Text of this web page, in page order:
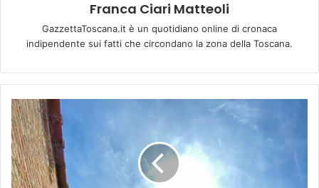
Franca Ciari Matteoli
GazzettaToscana.it è un quotidiano online di cronaca
indipendente sui fatti che circondano la zona della Toscana.
C
E
R
T
A
L